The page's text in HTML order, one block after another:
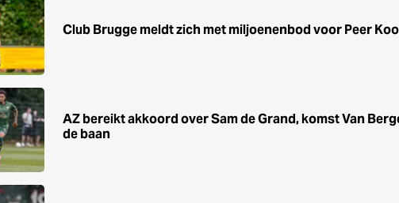
Club Brugge meldt zich met miljoenenbod voor Peer
AZ bereikt akkoord over Sam de Grand, komst Van
de baan